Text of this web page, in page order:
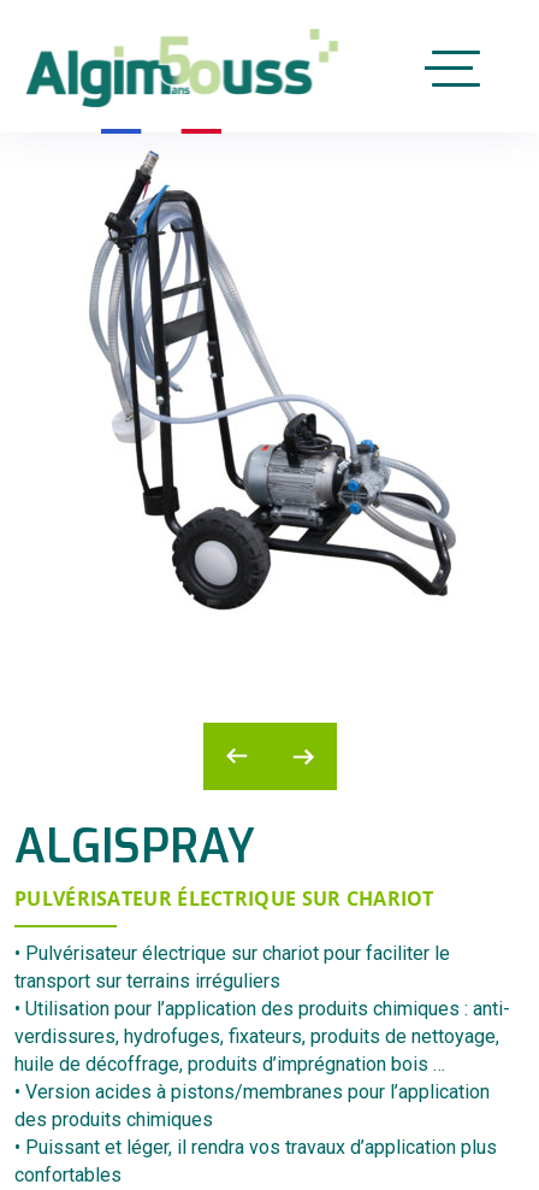
ALGISPRAY
PULVÉRISATEUR ÉLECTRIQUE SUR CHARIOT
• Pulvérisateur électrique sur chariot pour faciliter le
transport sur terrains irréguliers
• Utilisation pour l’application des produits chimiques : anti-
verdissures, hydrofuges, fixateurs, produits de nettoyage,
huile de décoffrage, produits d’imprégnation bois …
• Version acides à pistons/membranes pour l’application
des produits chimiques
• Puissant et léger, il rendra vos travaux d’application plus
confortables